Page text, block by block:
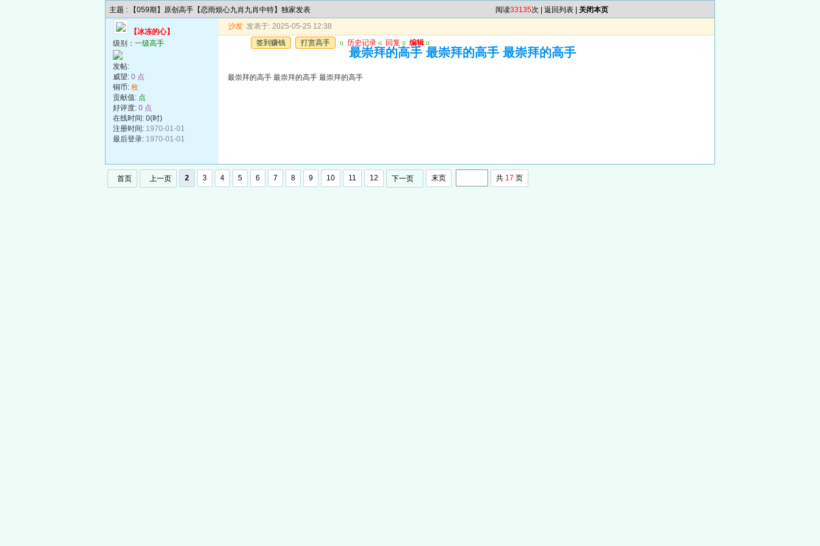
主题 : 【059期】原创高手【恋雨烦心九肖九肖中特】独家发表 阅读33135次 | 返回列表 关闭本页
【冰冻的心】
级别： 一级高手
发帖:
威望: 0 点
铜币: 枚
贡献值: 点
好评度: 0 点
在线时间: 0(时)
注册时间: 1970-01-01
最后登录: 1970-01-01
沙发 发表于: 2025-05-25 12:38
签到赚钱
打赏高手 u 历史记录 u 回复 u 编辑 u
最崇拜的高手 最崇拜的高手 最崇拜的高手
最崇拜的高手 最崇拜的高手 最崇拜的高手
首页 上一页 2 3 4 5 6 7 8 9 10 11 12 下一页 末页 共 17 页